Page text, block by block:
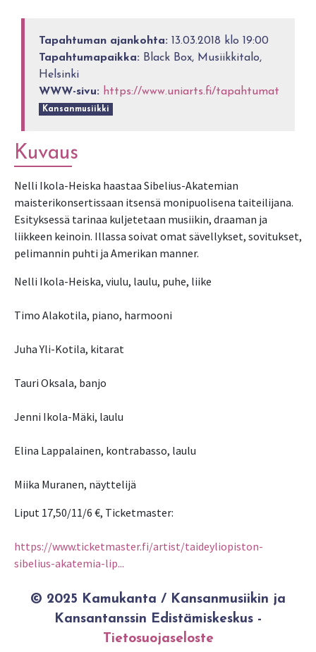
Tapahtuman ajankohta: 13.03.2018 klo 19:00
Tapahtumapaikka: Black Box, Musiikkitalo,
Helsinki
WWW-sivu: https://www.uniarts.fi/tapahtumat
Kansanmusiikki
Kuvaus
Nelli Ikola-Heiska haastaa Sibelius-Akatemian
maisterikonsertissaan itsensä monipuolisena taiteilijana.
Esityksessä tarinaa kuljetetaan musiikin, draaman ja
liikkeen keinoin. Illassa soivat omat sävellykset, sovitukset,
pelimannin puhti ja Amerikan manner.
Nelli Ikola-Heiska, viulu, laulu, puhe, liike
Timo Alakotila, piano, harmooni
Juha Yli-Kotila, kitarat
Tauri Oksala, banjo
Jenni Ikola-Mäki, laulu
Elina Lappalainen, kontrabasso, laulu
Miika Muranen, näyttelijä
Liput 17,50/11/6 €, Ticketmaster:
https://www.ticketmaster.fi/artist/taideyliopiston-
sibelius-akatemia-lip...
© 2025 Kamukanta / Kansanmusiikin ja
Kansantanssin Edistämiskeskus -
Tietosuojaseloste